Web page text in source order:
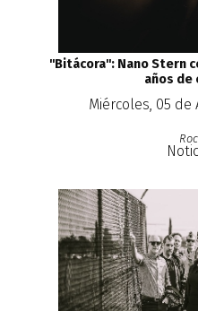
''Bitácora'': Nano Stern
años de
Miércoles, 05 de